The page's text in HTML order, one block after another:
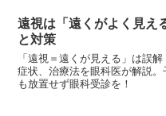
遠視は「遠くがよく見え
と対策
「遠視＝遠くが見える」は誤
症状、治療法を眼科医が解説
も放置せず眼科受診を！